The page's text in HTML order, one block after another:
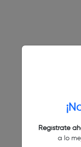
Regístrate
a lo